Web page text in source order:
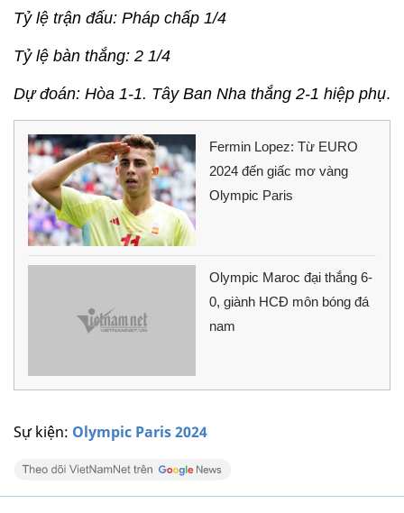
Sự kiện: Olympic Paris 2024
Tỷ lệ trận đấu: Pháp chấp 1/4
Tỷ lệ bàn thắng: 2 1/4
Dự đoán: Hòa 1-1. Tây Ban Nha thắng 2-1 hiệp phụ.
Fermin Lopez: Từ EURO
2024 đến giấc mơ vàng
Olympic Paris
Olympic Maroc đại thắng 6-
0, giành HCĐ môn bóng đá
nam